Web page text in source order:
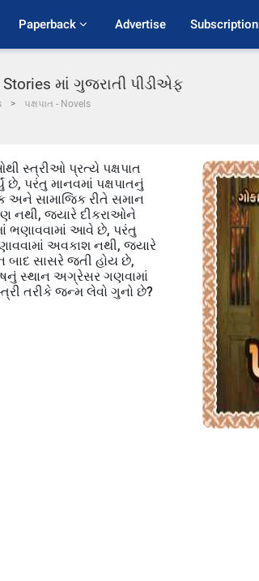
Paperback Advertise Subscription
Stories માં ગુજરાતી પીડીએફ
પક્ષપાત - Novels
સ્ત્રીઓ પ્રત્યે પક્ષપાત
પરંતુ માનવમાં પક્ષપાતનું
સામાજિક રીતે સમાન
નથી, જ્યારે દીકરાઓને
ભણાવવામાં આવે છે, પરંતુ
અવકાશ નથી, જ્યારે
સાસરે જતી હોય છે,
સ્થાન અગ્રેસર ગણવામાં
તરીકે જન્મ લેવો ગુનો છે?